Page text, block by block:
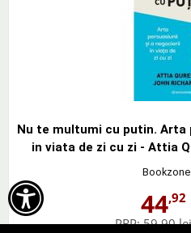

Nu te multumi cu putin. Arta
in viata de zi cu zi - Attia
Bookzone
44,92
PRP:59,90 lei